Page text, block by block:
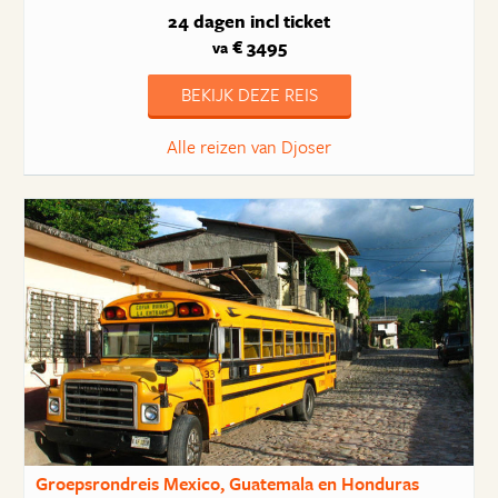
24 dagen incl ticket
va€ 3495
BEKIJK DEZE REIS
Alle reizen van Djoser
Groepsrondreis Mexico, Guatemala en Honduras